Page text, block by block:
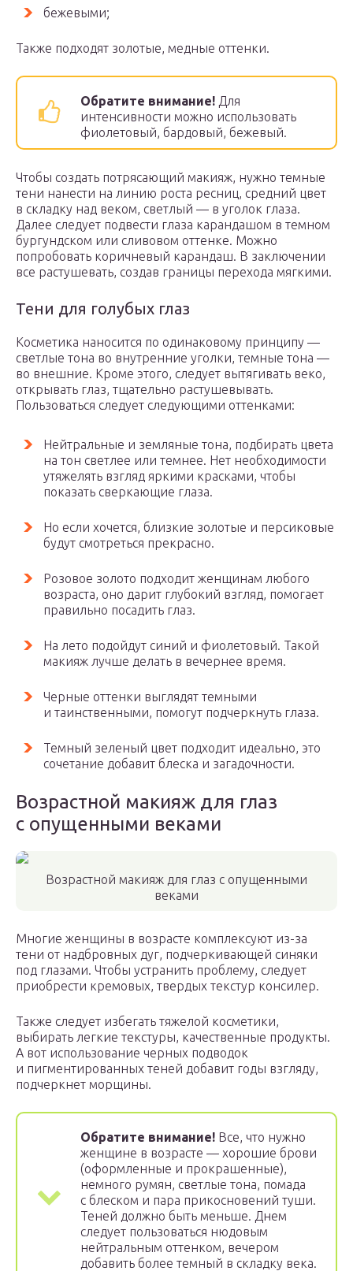
бежевыми;
Также подходят золотые, медные оттенки.
Обратите внимание! Для
интенсивности можно использовать
фиолетовый, бардовый, бежевый.
Чтобы создать потрясающий макияж, нужно темные
тени нанести на линию роста ресниц, средний цвет
в складку над веком, светлый — в уголок глаза.
Далее следует подвести глаза карандашом в темном
бургундском или сливовом оттенке. Можно
попробовать коричневый карандаш. В заключении
все растушевать, создав границы перехода мягкими.
Тени для голубых глаз
Косметика наносится по одинаковому принципу —
светлые тона во внутренние уголки, темные тона —
во внешние. Кроме этого, следует вытягивать веко,
открывать глаз, тщательно растушевывать.
Пользоваться следует следующими оттенками:
Нейтральные и земляные тона, подбирать цвета
на тон светлее или темнее. Нет необходимости
утяжелять взгляд яркими красками, чтобы
показать сверкающие глаза.
Но если хочется, близкие золотые и персиковые
будут смотреться прекрасно.
Розовое золото подходит женщинам любого
возраста, оно дарит глубокий взгляд, помогает
правильно посадить глаз.
На лето подойдут синий и фиолетовый. Такой
макияж лучше делать в вечернее время.
Черные оттенки выглядят темными
и таинственными, помогут подчеркнуть глаза.
Темный зеленый цвет подходит идеально, это
сочетание добавит блеска и загадочности.
Возрастной макияж для глаз
с опущенными веками
Возрастной макияж для глаз с опущенными
веками
Многие женщины в возрасте комплексуют из-за
тени от надбровных дуг, подчеркивающей синяки
под глазами. Чтобы устранить проблему, следует
приобрести кремовых, твердых текстур консилер.
Также следует избегать тяжелой косметики,
выбирать легкие текстуры, качественные продукты.
А вот использование черных подводок
и пигментированных теней добавит годы взгляду,
подчеркнет морщины.
Обратите внимание! Все, что нужно
женщине в возрасте ​​— хорошие брови
(оформленные и прокрашенные),
немного румян, светлые тона, помада
с блеском и пара прикосновений туши.
Теней должно быть меньше. Днем
следует пользоваться нюдовым
нейтральным оттенком, вечером
добавить более темный в складку века.